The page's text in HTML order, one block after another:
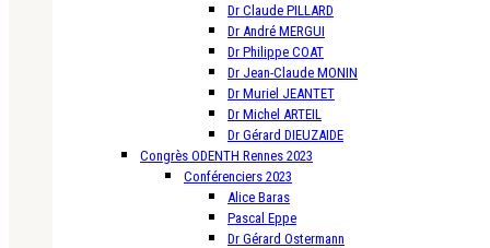
Dr Claude PILLARD
Dr André MERGUI
Dr Philippe COAT
Dr Jean-Claude MONIN
Dr Muriel JEANTET
Dr Michel ARTEIL
Dr Gérard DIEUZAIDE
Congrès ODENTH Rennes 2023
Conférenciers 2023
Alice Baras
Pascal Eppe
Dr Gérard Ostermann